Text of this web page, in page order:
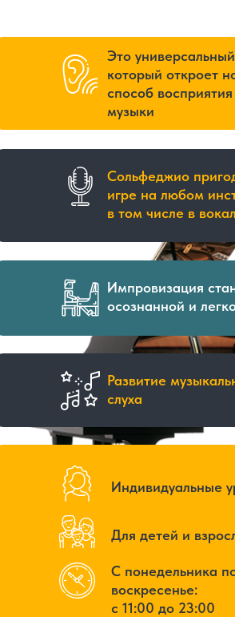
КОМПОЗИЦИЯ
Это
который откроет
способ
музыки
Сольфеджио
игре на любом
в том числе в
Импровизация
осознанной и
Развитие
слуха
Индивидуальные
Для детей и
С понедельника
воскресенье:
с 11:00 до 23:00